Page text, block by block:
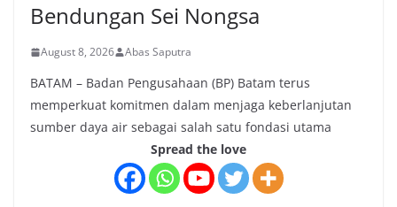
Bendungan Sei Nongsa
August 8, 2026 Abas Saputra
BATAM – Badan Pengusahaan (BP) Batam terus
memperkuat komitmen dalam menjaga keberlanjutan
sumber daya air sebagai salah satu fondasi utama
Spread the love